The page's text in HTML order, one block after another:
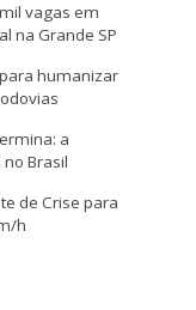
vagas em
na Grande SP
humanizar
a
Brasil
de Crise para
h